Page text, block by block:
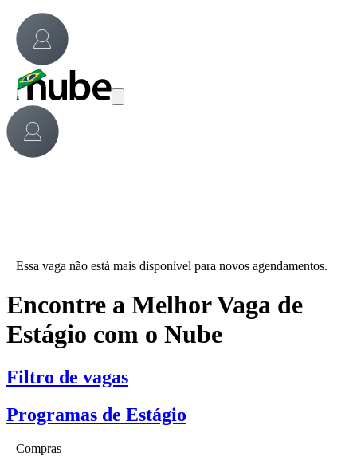
Essa vaga não está mais disponível para novos agendamentos.
Encontre a Melhor Vaga de
Estágio com o Nube
Filtro de vagas
Programas de Estágio
Compras